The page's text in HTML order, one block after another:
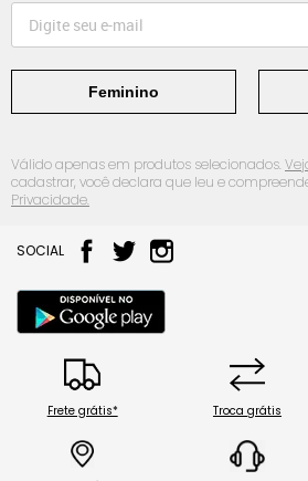
Feminino
Válido apenas em produtos selecionados.
cadastrar, você declara que leu e
Privacidade.
SOCIAL
Frete grátis* Troca grátis